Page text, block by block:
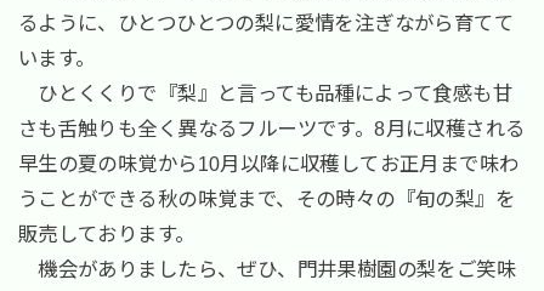
るように、ひとつひとつの梨に愛情を注ぎながら育てて
います。
ひとくくりで『梨』と言っても品種によって食感も甘
さも舌触りも全く異なるフルーツです。8月に収穫される
早生の夏の味覚から10月以降に収穫してお正月まで味わ
うことができる秋の味覚まで、その時々の『旬の梨』を
販売しております。
機会がありましたら、ぜひ、門井果樹園の梨をご笑味